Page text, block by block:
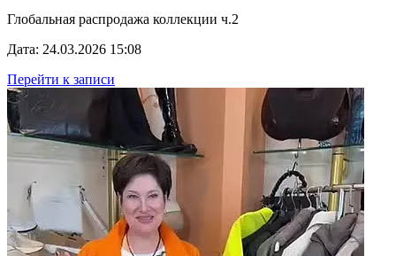
Глобальная распродажа коллекции ч.2
Дата: 24.03.2026 15:08
Перейти к записи